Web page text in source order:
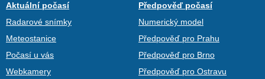
Aktuální počasí
Radarové snímky
Meteostanice
Počasí u vás
Webkamery
Předpověď počasí
Numerický model
Předpověď pro Prahu
Předpověď pro Brno
Předpověď pro Ostravu